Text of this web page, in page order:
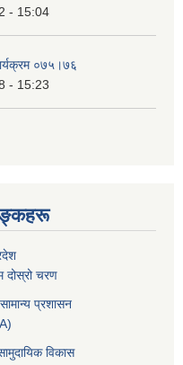
- 15:04
०७५।७६
- 15:23
दोस्रो चरण
प्रशासन
विकास